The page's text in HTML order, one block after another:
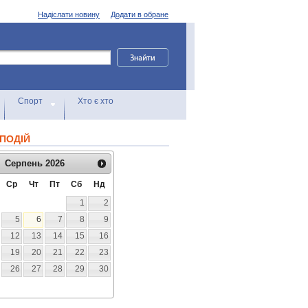
Додати в обране
Надіслати новину
Спорт Хто є хто
Серпень 2026
Ср Чт Пт Сб
Нд
1
2
5 6 7 8
9
12 13 14 15
16
19 20 21 22
23
26 27 28 29
30